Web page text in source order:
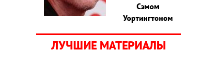
Сэмом
Уортингтоном
ЛУЧШИЕ МАТЕРИАЛЫ